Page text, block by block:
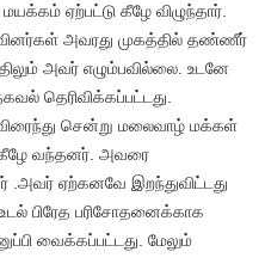
ஏற்பட்டு கீழே விழுந்தார்.
அவரது முகத்தில் தண்ணீர்
அவர் எழும்பவில்லை. உடனே
தெரிவிக்கப்பட்டது.
சென்று மலைவாழ் மக்கள்
கீழே வந்தனர். அவரை
ஏற்கனவே இறந்துவிட்டது
பிரேத பரிசோதனைக்காக
வைக்கப்பட்டது. மேலும்